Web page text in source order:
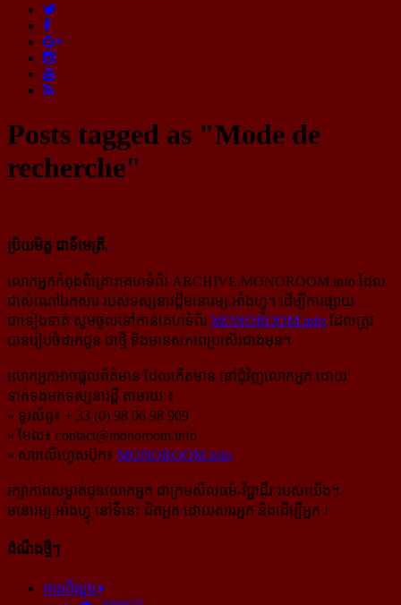
Posts tagged as "Mode de
recherche"
ប្រិយមិត្ត ជាទីមេត្រី,
លោកអ្នកកំពុងពិគ្រោះគេហទំព័រ ARCHIVE.MONOROOM.info ដែល
ជាសំណៅឯកសារ របស់ទស្សនាវដ្ដីមនោរម្យ.អាំងហ្វូ។ ដើម្បីការផ្សាយ
ជាទៀងទាត់ សូមចូលទៅកាន់​គេហទំព័រ MONOROOM.info ដែលត្រូវ
បានរៀបចំដាក់ជូន ជាថ្មី និងមានសភាពប្រសើរជាងមុន។
លោកអ្នកអាចផ្ដល់ព័ត៌មាន ដែលកើតមាន នៅជុំវិញលោកអ្នក ដោយ
ទាក់ទងមកទស្សនាវដ្ដី តាមរយៈ៖
» ទូរស័ព្ទ៖ + 33 (0) 98 06 98 909
» មែល៖ contact@monoroom.info
» សារលើហ្វេសប៊ុក៖ MONOROOM.info
រក្សាភាពសម្ងាត់ជូនលោកអ្នក ជាក្រមសីលធម៌-​វិជ្ជាជីវៈ​របស់យើង។
មនោរម្យ.អាំងហ្វូ នៅទីនេះ ជិតអ្នក ដោយសារអ្នក និងដើម្បីអ្នក !
ដំណឹងថ្មីៗ
អានពិស្ដារ